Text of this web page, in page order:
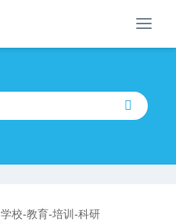
导
航
学校-教育-培训-科研